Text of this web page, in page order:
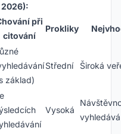
při
citování
Prokliky
základ)
Střední Široká
Vysoká